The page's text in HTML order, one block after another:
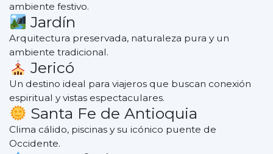
ambiente festivo.
Jardín
Arquitectura preservada, naturaleza pura y un
ambiente tradicional.
Jericó
Un destino ideal para viajeros que buscan conexión
espiritual y vistas espectaculares.
Santa Fe de Antioquia
Clima cálido, piscinas y su icónico puente de
Occidente.